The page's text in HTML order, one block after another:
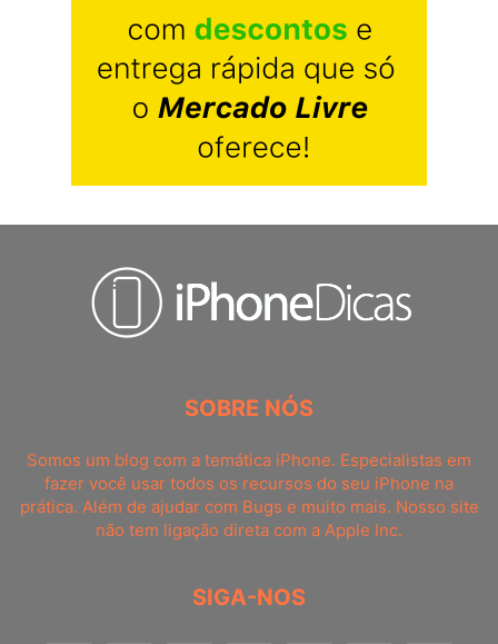
SOBRE NÓS
Somos um blog com a temática iPhone. Especialistas em
fazer você usar todos os recursos do seu iPhone na
prática. Além de ajudar com Bugs e muito mais. Nosso site
não tem ligação direta com a Apple Inc.
SIGA-NOS